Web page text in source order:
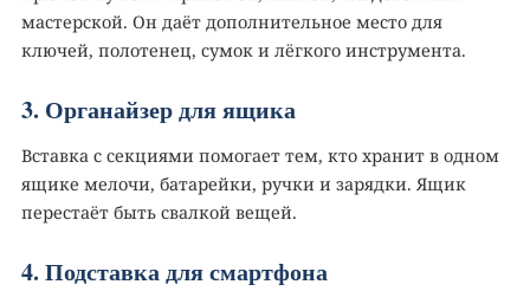
мастерской. Он даёт дополнительное место для
ключей, полотенец, сумок и лёгкого инструмента.
3. Органайзер для ящика️
Вставка с секциями помогает тем, кто хранит в одном
ящике мелочи, батарейки, ручки и зарядки. Ящик
перестаёт быть свалкой вещей.
4. Подставка для смартфона